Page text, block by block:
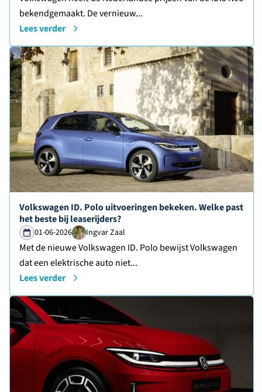
bekendgemaakt. De vernieuw...
Lees verder
Lees verder over
Volkswagen ID. Polo uitvoeringen bekeken. Welke past
het beste bij leaserijders?
01-06-2026 Ingvar Zaal
Met de nieuwe Volkswagen ID. Polo bewijst Volkswagen
dat een elektrische auto niet...
Lees verder